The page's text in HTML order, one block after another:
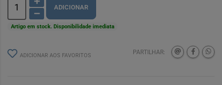
ADICIONAR
Artigo em stock. Disponibilidade imediata
ADICIONAR AOS FAVORITOS PARTILHAR: